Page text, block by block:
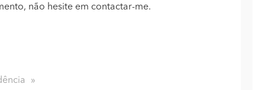
não hesite em contactar-me.